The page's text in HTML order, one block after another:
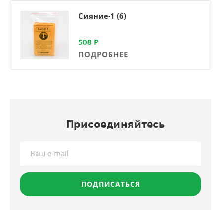
Сияние-1 (6)
508 Р
ПОДРОБНЕЕ
Присоединяйтесь
ПОДПИСАТЬСЯ